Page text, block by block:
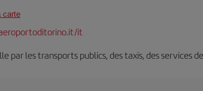
carte
it
par les transports publics, des taxis, des